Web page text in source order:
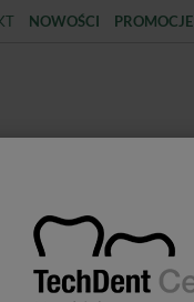
NOWOŚCI PROMOCJE
STERYLIZACJA